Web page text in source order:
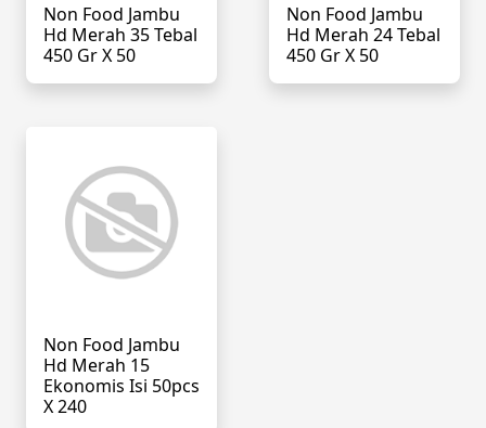
Non Food Jambu
Hd Merah 35 Tebal
450 Gr X 50
Non Food Jambu
Hd Merah 24 Tebal
450 Gr X 50
Non Food Jambu
Hd Merah 15
Ekonomis Isi 50pcs
X 240